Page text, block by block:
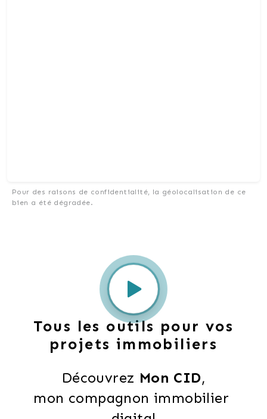
Pour des raisons de confidentialité, la géolocalisation de ce
bien a été dégradée.
Tous les outils pour vos
projets immobiliers
Découvrez Mon CID,
mon compagnon immobilier